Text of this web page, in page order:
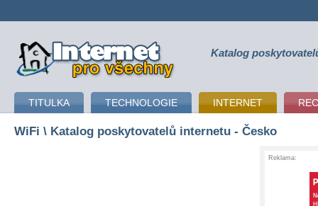
připojení k internetu Katalog
TITULKA TECHNOLOGIE INTERNET
WiFi \ Katalog poskytovatelů internetu - Česko
Reklama: